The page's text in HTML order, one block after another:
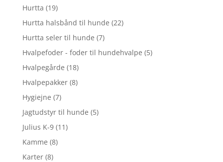
Hurtta (19)
Hurtta halsbånd til hunde (22)
Hurtta seler til hunde (7)
Hvalpefoder - foder til hundehvalpe (5)
Hvalpegårde (18)
Hvalpepakker (8)
Hygiejne (7)
Jagtudstyr til hunde (5)
Julius K-9 (11)
Kamme (8)
Karter (8)